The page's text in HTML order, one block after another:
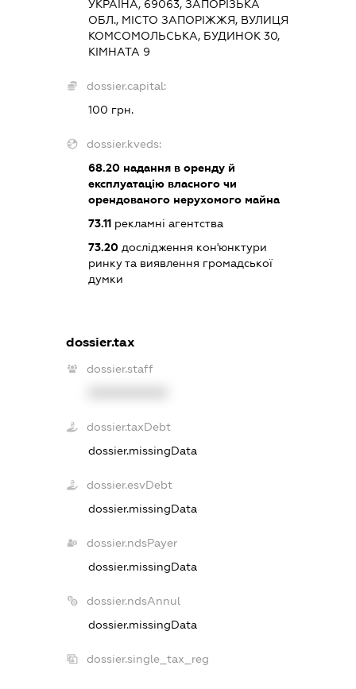
УКРАЇНА, 69063, ЗАПОРІЗЬКА
ОБЛ., МІСТО ЗАПОРІЖЖЯ, ВУЛИЦЯ
КОМСОМОЛЬСЬКА, БУДИНОК 30,
КІМНАТА 9
dossier.capital:
100 грн.
dossier.kveds:
68.20 надання в оренду й
експлуатацію власного чи
орендованого нерухомого майна
73.11 рекламні агентства
73.20 дослідження кон'юнктури
ринку та виявлення громадської
думки
dossier.tax
dossier.staff
dossier.taxDebt
dossier.missingData
dossier.esvDebt
dossier.missingData
dossier.ndsPayer
dossier.missingData
dossier.ndsAnnul
dossier.missingData
dossier.single_tax_reg